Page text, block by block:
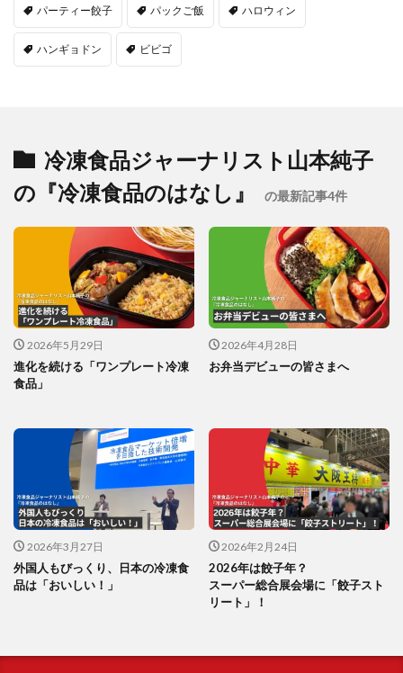
パーティー餃子 パックご飯 ハロウィン
ハンギョドン ビビゴ
冷凍食品ジャーナリスト山本純子
の『冷凍食品のはなし』
の最新記事4件
2026年5月29日
進化を続ける「ワンプレート冷凍
食品」
2026年4月28日
お弁当デビューの皆さまへ
2026年3月27日
外国人もびっくり、日本の冷凍食
品は「おいしい！」
2026年2月24日
2026年は餃子年？
スーパー総合展会場に「餃子スト
リート」！